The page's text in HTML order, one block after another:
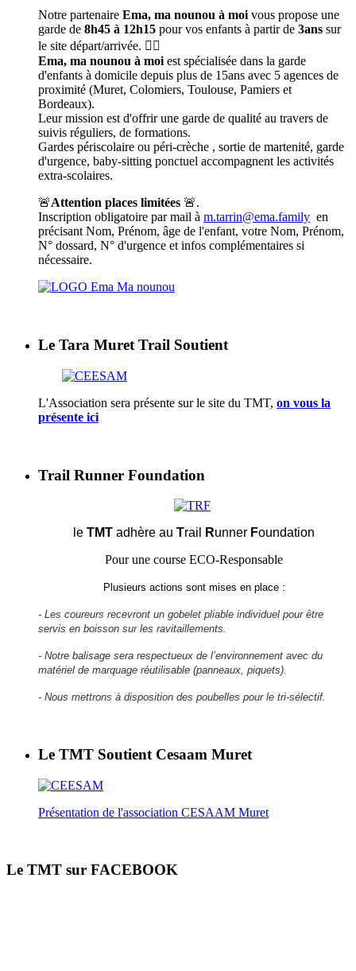
Notre partenaire Ema, ma nounou à moivous propose une
garde de 8h45 à 12h15 pour vos enfants à partir de 3ans sur
le site départ/arrivée. 🦹‍♀️
Ema, ma nounou à moiest spécialisée dans la garde
d'enfants à domicile depuis plus de 15ans avec 5 agences de
proximité (Muret, Colomiers, Toulouse, Pamiers et
Bordeaux).
Leur mission est d'offrir une garde de qualité au travers de
suivis réguliers, de formations.
Gardes périscolaire ou péri-crèche , sortie de martenité, garde
d'urgence, baby-sitting ponctuel accompagnent les activités
extra-scolaires.
🚨Attention places limitées 🚨.
Inscription obligatoire par mail à m.tarrin@ema.family en
précisant Nom, Prénom, âge de l'enfant, votre Nom, Prénom,
N° dossard, N° d'urgence et infos complémentaires si
nécessaire.
Le Tara Muret Trail Soutient
L'Association sera présente sur le site du TMT, on vous la
présente ici
Trail Runner Foundation
le TMT adhère au Trail Runner Foundation
Pour une course ECO-Responsable
Plusieurs actions sont mises en place :
- Les coureurs recevront un gobelet pliable individuel pour être
servis en boisson sur les ravitaillements.
- Notre balisage sera respectueux de l’environnement avec du
matériel de marquage réutilisable (panneaux, piquets).
- Nous mettrons à disposition des poubelles pour le tri-sélectif.
Le TMT Soutient Cesaam Muret
Présentation de l'association CESAAM Muret
Le TMT sur FACEBOOK